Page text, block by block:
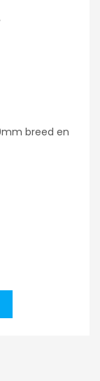
breed en